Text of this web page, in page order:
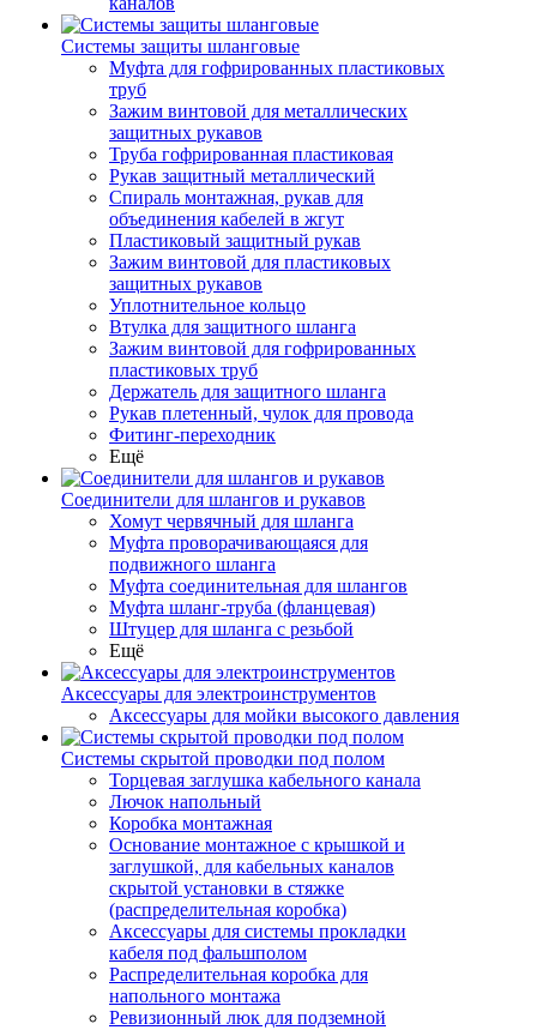
Системы защиты шланговые
Муфта для гофрированных пластиковых
труб
Зажим винтовой для металлических
защитных рукавов
Труба гофрированная пластиковая
Рукав защитный металлический
Спираль монтажная, рукав для
объединения кабелей в жгут
Пластиковый защитный рукав
Зажим винтовой для пластиковых
защитных рукавов
Уплотнительное кольцо
Втулка для защитного шланга
Зажим винтовой для гофрированных
пластиковых труб
Держатель для защитного шланга
Рукав плетенный, чулок для провода
Фитинг-переходник
Ещё
Соединители для шлангов и рукавов
Хомут червячный для шланга
Муфта проворачивающаяся для
подвижного шланга
Муфта соединительная для шлангов
Муфта шланг-труба (фланцевая)
Штуцер для шланга с резьбой
Ещё
Аксессуары для электроинструментов
Аксессуары для мойки высокого давления
Системы скрытой проводки под полом
Торцевая заглушка кабельного канала
Лючок напольный
Коробка монтажная
Основание монтажное с крышкой и
заглушкой, для кабельных каналов
скрытой установки в стяжке
(распределительная коробка)
Аксессуары для системы прокладки
кабеля под фальшполом
Распределительная коробка для
напольного монтажа
Ревизионный люк для подземной